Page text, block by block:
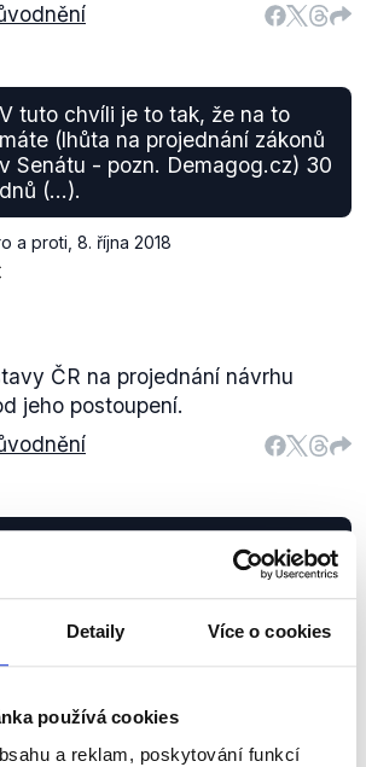
Detaily Více o cookies
používá cookies
a reklam, poskytování funkcí
V tuto chvíli je to tak, že na to
máte (lhůta na projednání zákonů
v Senátu - pozn. Demagog.cz) 30
dnů (...).
a proti 8. října 2018
ČR na projednání návrhu
jeho postoupení.
Já kritizuji primárně fungování
dvou minulých vlád a jejich
výstupy. Větší byrokracie, v ČR
platíme miliardy velkým
korporacím, i když třeba Evropská
komise už tady od toho odstupuje.
a proti,8. října 2018